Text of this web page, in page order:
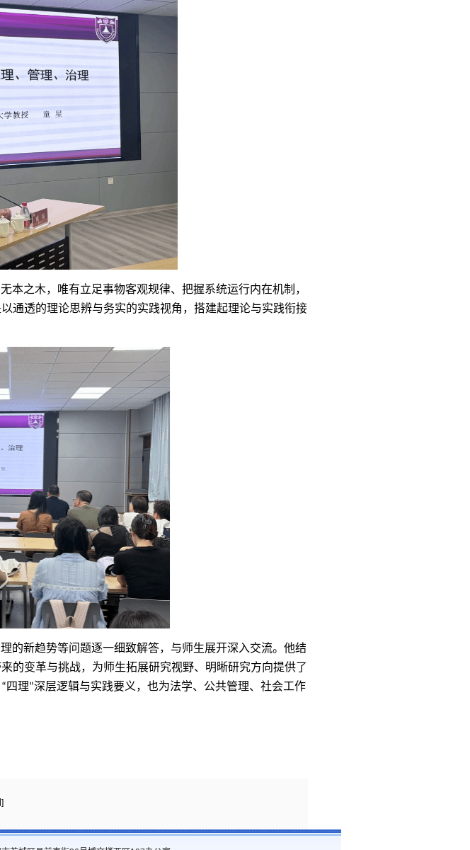
之木，唯有立足事物客观规律、把握系统运行内在机制，
通透的理论思辨与务实的实践视角，搭建起理论与实践衔接
的新趋势等问题逐一细致解答，与师生展开深入交流。他结
的变革与挑战，为师生拓展研究视野、明晰研究方向提供了
“四理”深层逻辑与实践要义，也为法学、公共管理、社会工作